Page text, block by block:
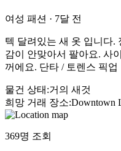
여성 패션 · 7달 전
텍 달려있는 새 옷 입니다.
감이 안맞아서 팔아요. 사
꺼에요. 단타 / 토렌스 픽업
물건 상태 :거의 새것
희망 거래 장소:Downtown
369명 조회